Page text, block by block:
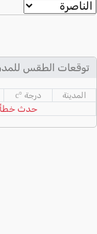
توقعات الطقس
المدينة درجة °c
حدث خطأ